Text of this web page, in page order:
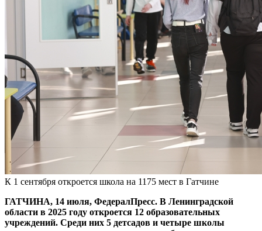
К 1 сентября откроется школа на 1175 мест в Гатчине
ГАТЧИНА, 14 июля, ФедералПресс. В Ленинградской
области в 2025 году откроется 12 образовательных
учреждений. Среди них 5 детсадов и четыре школы